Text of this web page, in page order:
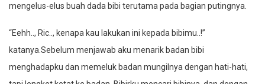
mengelus-elus buah dada bibi terutama pada bagian putingnya.
“Eehh.., Ric.., kenapa kau lakukan ini kepada bibimu..!”
katanya.Sebelum menjawab aku menarik badan bibi
menghadapku dan memeluk badan mungilnya dengan hati-hati,